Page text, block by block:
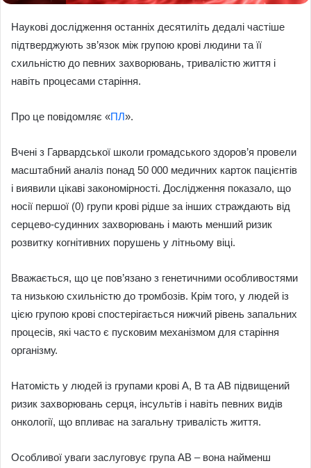
Наукові дослідження останніх десятиліть дедалі частіше
підтверджують зв’язок між групою крові людини та її
схильністю до певних захворювань, тривалістю життя і
навіть процесами старіння.
Про це повідомляє «ПЛ».
Вчені з Гарвардської школи громадського здоров’я провели
масштабний аналіз понад 50 000 медичних карток пацієнтів
і виявили цікаві закономірності. Дослідження показало, що
носії першої (0) групи крові рідше за інших страждають від
серцево-судинних захворювань і мають менший ризик
розвитку когнітивних порушень у літньому віці.
Вважається, що це пов’язано з генетичними особливостями
та низькою схильністю до тромбозів. Крім того, у людей із
цією групою крові спостерігається нижчий рівень запальних
процесів, які часто є пусковим механізмом для старіння
організму.
Натомість у людей із групами крові A, B та AB підвищений
ризик захворювань серця, інсультів і навіть певних видів
онкології, що впливає на загальну тривалість життя.
Особливої уваги заслуговує група AB – вона найменш